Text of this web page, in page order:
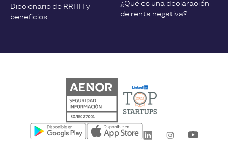
Diccionario de RRHH y
beneficios
¿Qué es una declaración
de renta negativa?